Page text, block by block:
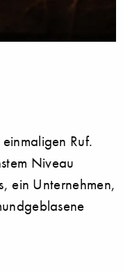
Ruf.
Niveau
ein Unternehmen,